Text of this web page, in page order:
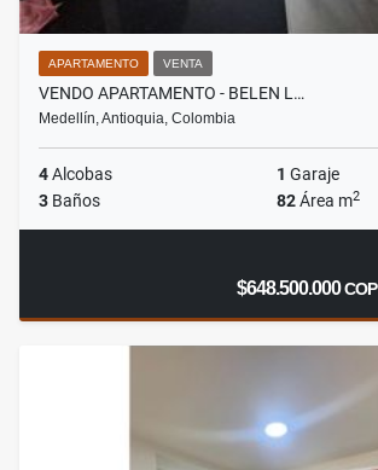
APARTAMENTO VENTA
VENDO APARTAMENTO - BELEN L…
Medellín, Antioquia, Colombia
4Alcobas 1 Garaje
3 Baños 82Área m2
$648.500.000COP